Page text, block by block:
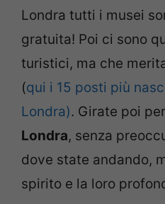
Londra tutti i musei
gratuita! Poi ci sono
turistici, ma che
(qui i 15 posti più
Londra). Girate poi
Londra, senza
dove state andando,
spirito e la loro